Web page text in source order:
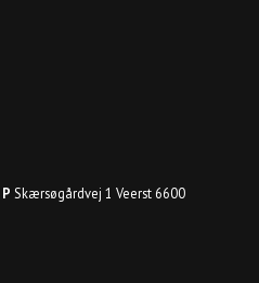
Skærsøgårdvej 1 Veerst 6600